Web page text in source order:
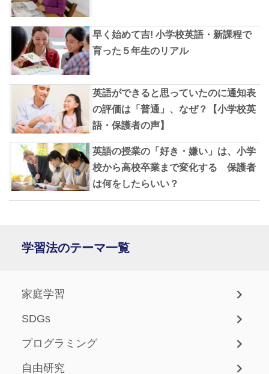
早く始めて吉! 小学校英語・新課程で
育った５年生のリアル
英語ができると思っていたのに通知表
の評価は「普通」、なぜ？【小学校英
語・保護者の声】
英語の授業の「好き・嫌い」は、小学
校から高校卒業まで変化する 保護者
は何をしたらいい？
学習法のテーマ一覧
家庭学習
SDGs
プログラミング
自由研究